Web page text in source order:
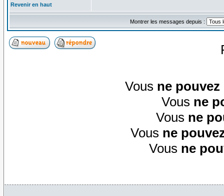
Revenir en haut
Montrer les messages depuis :
Vous ne pouvez
Vous ne
Vous ne
Vous ne
Vous ne